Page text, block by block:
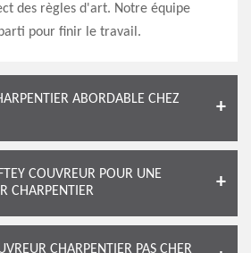
des règles d'art. Notre équipe
pour finir le travail.
ABORDABLE CHEZ
COUVREUR POUR UNE
CHARPENTIER
CHARPENTIER PAS CHER